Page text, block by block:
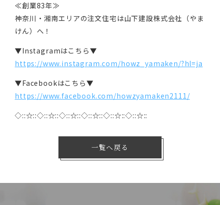
≪創業83年≫
神奈川・湘南エリアの注文住宅は山下建設株式会社（やま
けん）へ！
▼Instagramはこちら▼
https://www.instagram.com/howz_yamaken/?hl=ja
▼Facebookはこちら▼
https://www.facebook.com/howzyamaken2111/
◇::☆::◇::☆::◇::☆::◇::☆::◇::☆::◇::☆::
一覧へ戻る